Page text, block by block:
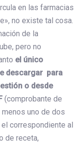
en las farmacias
no existe tal cosa.
de la
pero no
el único
descargar para
o desde
(comprobante de
uno de dos
correspondiente al
de receta,